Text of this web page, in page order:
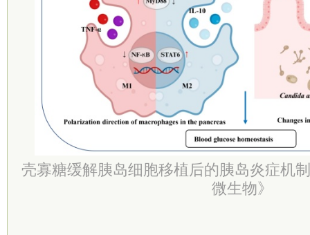
壳寡糖缓解胰岛细胞移植后的胰岛炎症机
微生物》